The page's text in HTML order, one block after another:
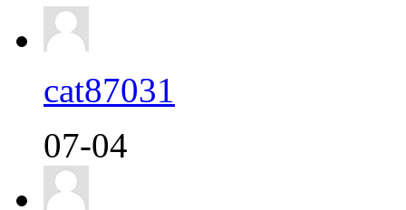
cat87031
07-04